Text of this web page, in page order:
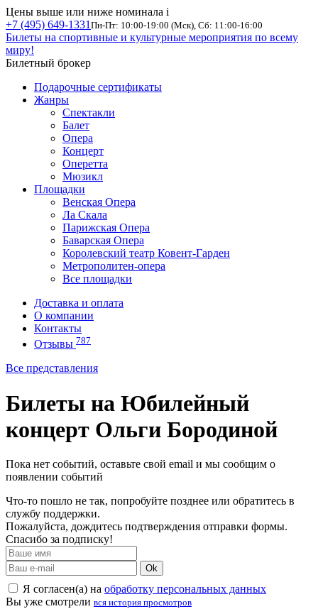
Цены выше или ниже номинала i
+7 (495) 649-1331 Пн-Пт: 10:00-19:00 (Мск), Сб: 11:00-16:00
Билеты на спортивные и культурные мероприятия по всему
миру!
Билетный брокер
Подарочные сертификаты
Жанры
Спектакли
Балет
Опера
Концерт
Оперетта
Мюзикл
Площадки
Венская Опера
Ла Скала
Парижская Опера
Баварская Опера
Королевский театр Ковент-Гарден
Метрополитен-опера
Все площадки
Доставка и оплата
О компании
Контакты
Отзывы 787
Все представления
Билеты на Юбилейный
концерт Ольги Бородиной
Пока нет событий, оставьте свой email и мы сообщим о
появлении событий
Что-то пошло не так, попробуйте позднее или обратитесь в
службу поддержки.
Пожалуйста, дождитесь подтверждения отправки формы.
Спасибо за подписку!
Ok
Я согласен(а) на обработку персональных данных
Вы уже смотрели вся история просмотров